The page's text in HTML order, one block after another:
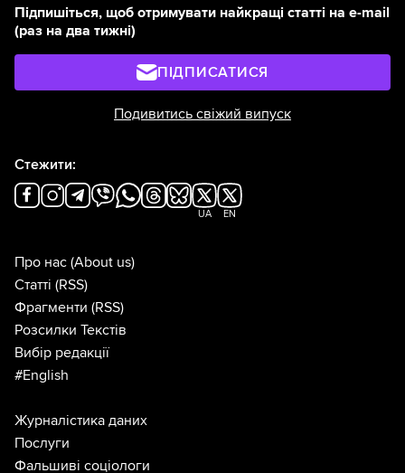
Підпишіться, щоб отримувати найкращі статті на e-mail
(раз на два тижні)
ПІДПИСАТИСЯ
Подивитись свіжий випуск
Стежити:
UA EN
Про нас (About us)
Статті (RSS)
Фрагменти (RSS)
Розсилки Текстів
Вибір редакції
#English
Журналістика даних
Послуги
Фальшиві соціологи